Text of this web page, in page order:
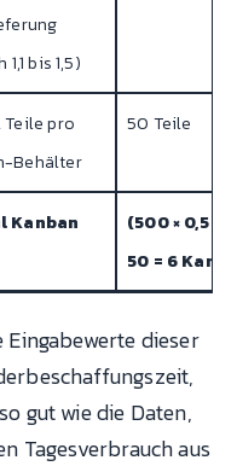
bis 1,5)
pro
Behälter
50 Teile
Kanban
(500 × 0,5 ×
50 = 6
dieser
gut wie die Daten,
Tagesverbrauch aus